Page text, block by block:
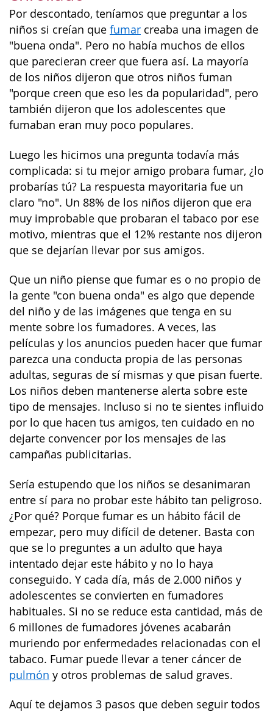
Por descontado, teníamos que preguntar a los
niños si creían que fumar creaba una imagen de
"buena onda". Pero no había muchos de ellos
que parecieran creer que fuera así. La mayoría
de los niños dijeron que otros niños fuman
"porque creen que eso les da popularidad", pero
también dijeron que los adolescentes que
fumaban eran muy poco populares.
Luego les hicimos una pregunta todavía más
complicada: si tu mejor amigo probara fumar, ¿lo
probarías tú? La respuesta mayoritaria fue un
claro "no". Un 88% de los niños dijeron que era
muy improbable que probaran el tabaco por ese
motivo, mientras que el 12% restante nos dijeron
que se dejarían llevar por sus amigos.
Que un niño piense que fumar es o no propio de
la gente "con buena onda" es algo que depende
del niño y de las imágenes que tenga en su
mente sobre los fumadores. A veces, las
películas y los anuncios pueden hacer que fumar
parezca una conducta propia de las personas
adultas, seguras de sí mismas y que pisan fuerte.
Los niños deben mantenerse alerta sobre este
tipo de mensajes. Incluso si no te sientes influido
por lo que hacen tus amigos, ten cuidado en no
dejarte convencer por los mensajes de las
campañas publicitarias.
Sería estupendo que los niños se desanimaran
entre sí para no probar este hábito tan peligroso.
¿Por qué? Porque fumar es un hábito fácil de
empezar, pero muy difícil de detener. Basta con
que se lo preguntes a un adulto que haya
intentado dejar este hábito y no lo haya
conseguido. Y cada día, más de 2.000 niños y
adolescentes se convierten en fumadores
habituales. Si no se reduce esta cantidad, más de
6 millones de fumadores jóvenes acabarán
muriendo por enfermedades relacionadas con el
tabaco. Fumar puede llevar a tener cáncer de
pulmón y otros problemas de salud graves.
Aquí te dejamos 3 pasos que deben seguir todos